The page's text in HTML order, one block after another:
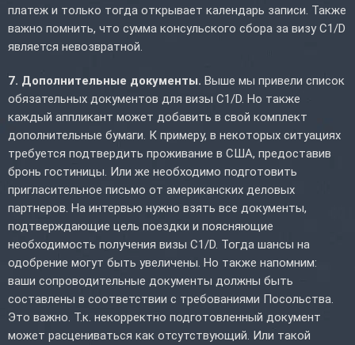
платеж и только тогда открывает календарь записи. Также
важно помнить, что сумма консульского сбора за визу C1/D
является невозвратной.
7. Дополнительные документы. Выше мы привели список
обязательных документов для визы C1/D. Но также
каждый аппликант может добавить в свой комплект
дополнительные бумаги. К примеру, в некоторых ситуациях
требуется подтвердить проживание в США, предоставив
бронь гостиницы. Или же необходимо подготовить
пригласительное письмо от американских деловых
партнеров. На интервью нужно взять все документы,
подтверждающие цель поездки и поясняющие
необходимость получения визы C1/D. Тогда шансы на
одобрение могут быть увеличены. Но также напомним:
ваши сопроводительные документы должны быть
составлены в соответствии с требованиями Посольства.
Это важно. Т.к. некорректно подготовленный документ
может расцениваться как отсутствующий. Или такой